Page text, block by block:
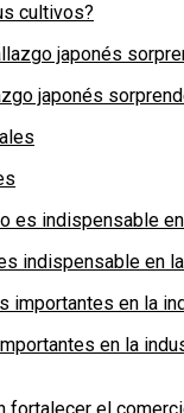
cultivos?
japonés
indispensable en
en la